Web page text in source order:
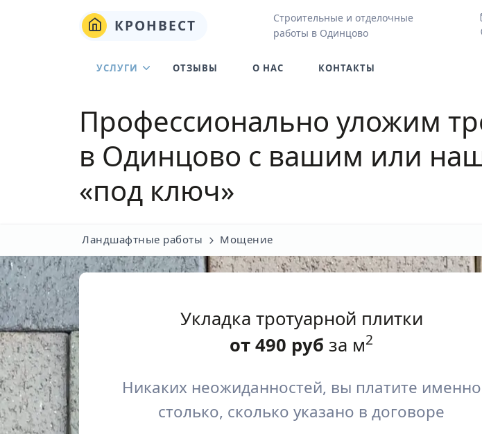
КРОНВЕСТ
Строительные и отделочные
работы в Одинцово
УСЛУГИ ОТЗЫВЫ О НАС КОНТАКТЫ
Профессионально уложим
в Одинцово с вашим или
«под ключ»
Ландшафтные работы Мощение
Укладка тротуарной плитки
от 490 руб за м2
Никаких неожиданностей, вы платите именно
столько, сколько указано в договоре